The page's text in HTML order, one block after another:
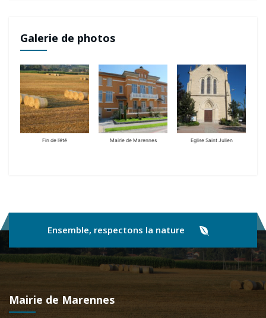
Galerie de photos
Fin de l’été Mairie de Marennes Eglise Saint Julien
Ensemble, respectons la nature
Mairie de Marennes